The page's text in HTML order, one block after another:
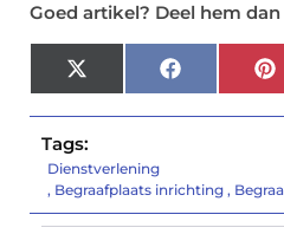
Goed artikel? Deel hem dan
X
(Twitter)
Facebook
Tags:
Dienstverlening
, Begraafplaats inrichting ,